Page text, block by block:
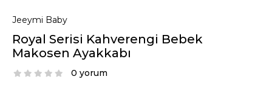
Jeeymi Baby
Royal Serisi Kahverengi Bebek
Makosen Ayakkabı
0 yorum